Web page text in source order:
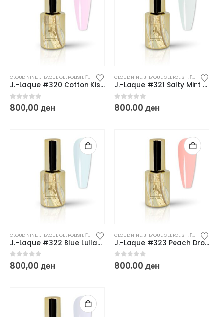
CLOUD NINE,J-LAQUE GEL POLISH,ГЕЛ ЛАКОВИ
J.-Laque #320 Cotton Kiss – 10 ml
0out of 5
800,00 ден
CLOUD NINE,J-LAQUE GEL POLISH,ГЕЛ ЛАКОВИ
J.-Laque #321 Salty Mint – 10 ml
0out of 5
800,00 ден
CLOUD NINE,J-LAQUE GEL POLISH,ГЕЛ ЛАКОВИ
J.-Laque #322 Blue Lullaby – 10 ml
0 out of 5
800,00 ден
CLOUD NINE,J-LAQUE GEL POLISH,ГЕЛ ЛАКОВИ
J.-Laque #323 Peach Drop – 10 ml
0 out of 5
800,00 ден